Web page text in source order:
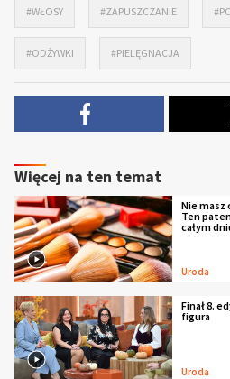
#WŁOSY #ZAPUSZCZANIE
#ODŻYWKI #PIELĘGNACJA
Więcej na ten temat
Nie masz
Ten
całym
Uroda
Finał 8.
figura
Uroda